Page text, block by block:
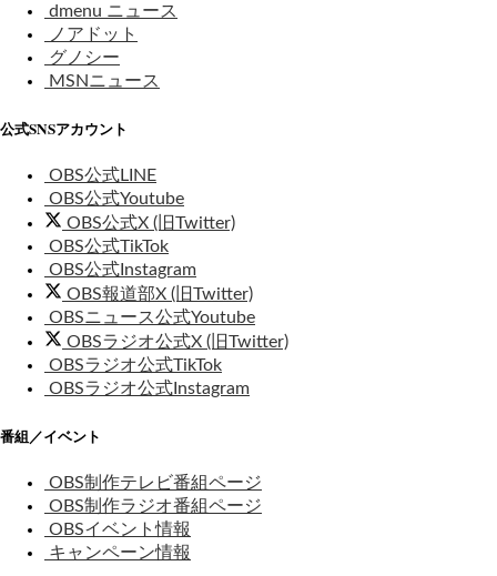
dmenu ニュース
ノアドット
グノシー
MSNニュース
公式SNSアカウント
OBS公式LINE
OBS公式Youtube
OBS公式X (旧Twitter)
OBS公式TikTok
OBS公式Instagram
OBS報道部X (旧Twitter)
OBSニュース公式Youtube
OBSラジオ公式X (旧Twitter)
OBSラジオ公式TikTok
OBSラジオ公式Instagram
番組／イベント
OBS制作テレビ番組ページ
OBS制作ラジオ番組ページ
OBSイベント情報
キャンペーン情報